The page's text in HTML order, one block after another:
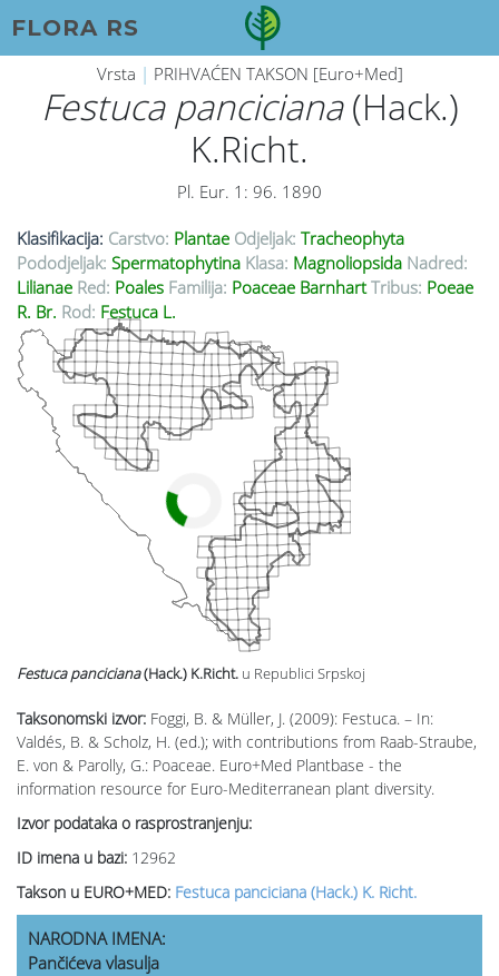
FLORA RS
Vrsta | PRIHVAĆEN TAKSON [Euro+Med]
Festuca panciciana(Hack.)
K.Richt.
Pl. Eur. 1: 96. 1890
Klasifikacija: Carstvo: Plantae Odjeljak: Tracheophyta
Pododjeljak: Spermatophytina Klasa: Magnoliopsida Nadred:
Lilianae Red: Poales Familija: Poaceae BarnhartTribus: Poeae
R. Br. Rod: Festuca L.
Taksonomski izvor: Foggi, B. & Müller, J. (2009): Festuca. – In:
Valdés, B. & Scholz, H. (ed.); with contributions from Raab-Straube,
E. von & Parolly, G.: Poaceae. Euro+Med Plantbase - the
information resource for Euro-Mediterranean plant diversity.
Izvor podataka o rasprostranjenju:
ID imena u bazi: 12962
Takson u EURO+MED: Festuca panciciana (Hack.) K. Richt.
Festuca panciciana(Hack.) K.Richt. u Republici Srpskoj
NARODNA IMENA:
Pančićeva vlasulja